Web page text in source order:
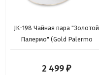
JK-198 Чайная пара "Золотой
Палермо" (Gold Palermo
2 499 ₽